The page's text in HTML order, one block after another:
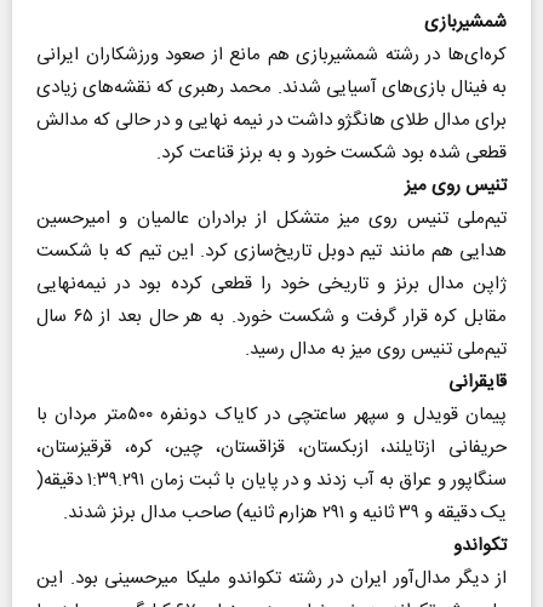
شمشیربازی
کره‌ای‌ها در رشته شمشیربازی هم مانع از صعود ورزشکاران ایرانی
به فینال بازی‌های آسیایی شدند. محمد رهبری که نقشه‌های زیادی
برای مدال طلای هانگژو داشت در نیمه نهایی و در حالی که مدالش
قطعی شده بود شکست خورد و به برنز قناعت کرد.
تنیس روی میز
تیم‌ملی تنیس روی میز متشکل از برادران عالمیان و امیرحسین
هدایی هم مانند تیم دوبل تاریخ‌سازی کرد. این تیم که با شکست
ژاپن مدال برنز و تاریخی‌ خود را قطعی کرده بود در نیمه‌نهایی
مقابل کره قرار گرفت و شکست خورد. به هر حال بعد از ۶۵ سال
تیم‌ملی تنیس روی میز به مدال رسید.
قایقرانی
پیمان قویدل و سپهر ساعتچی در کایاک دونفره ۵۰۰متر مردان با
حریفانی‌ ازتایلند، ازبکستان، قزاقستان، چین، کره، قرقیزستان‌،
سنگاپور و عراق به آب زدند و در پایان با ثبت زمان ۱:۳۹.۲۹۱ دقیقه(
‌یک دقیقه و ۳۹ ثانیه و ۲۹۱ هزارم ثانیه) صاحب مدال برنز شدند.
تکواندو
از دیگر مدال‌آور ایران در رشته تکواندو ملیکا میرحسینی بود. این